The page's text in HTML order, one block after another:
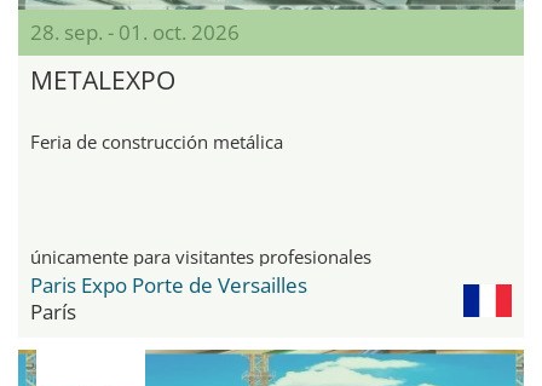
28. sep. - 01. oct. 2026
METALEXPO
Feria de construcción metálica
únicamente para visitantes profesionales
Paris Expo Porte de Versailles
París